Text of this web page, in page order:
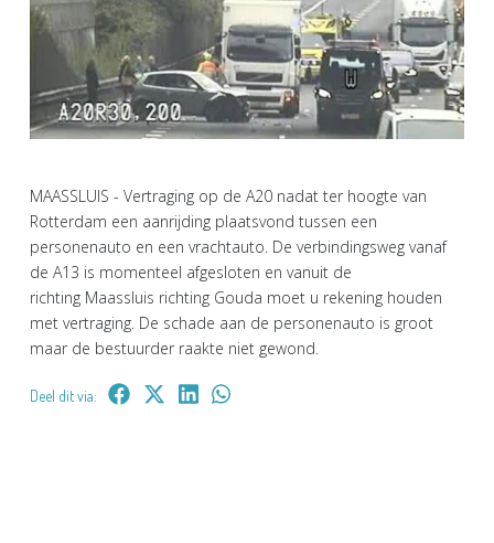
MAASSLUIS - Vertraging op de A20 nadat ter hoogte van
Rotterdam een aanrijding plaatsvond tussen een
personenauto en een vrachtauto. De verbindingsweg vanaf
de A13 is momenteel afgesloten en vanuit de
richting Maassluis richting Gouda moet u rekening houden
met vertraging. De schade aan de personenauto is groot
maar de bestuurder raakte niet gewond.
Deel dit via: